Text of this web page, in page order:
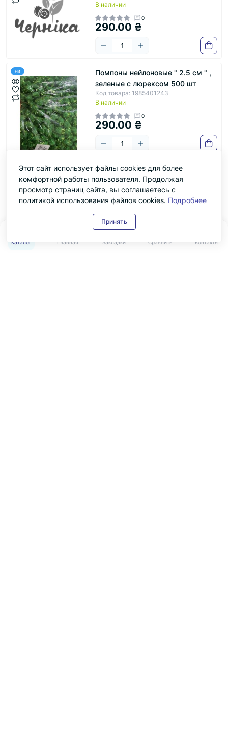
Каталог Главная Закладки
0
Сравнить Контакты
В наличии
0
290.00 ₴
Hit
Помпоны нейлоновые " 2.5 см " ,
зеленые с люрексом 500 шт
Код товара: 1985401243
В наличии
0
290.00 ₴
Hit
Помпоны нейлоновые " 2.5 см " ,
салатовые с люрексом 500 шт
Код товара: 1985401174
В наличии
290.00 ₴
Этот сайт использует файлы cookies для более
комфортной работы пользователя. Продолжая
просмотр страниц сайта, вы соглашаетесь с
политикой использования файлов cookies. Подробнее
Принять